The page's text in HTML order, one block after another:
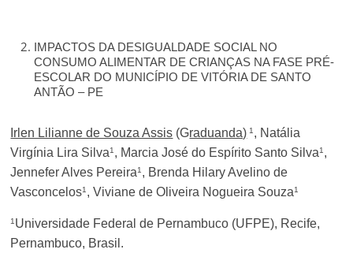
IMPACTOS DA DESIGUALDADE SOCIAL NO
CONSUMO ALIMENTAR DE CRIANÇAS NA FASE PRÉ-
ESCOLAR DO MUNICÍPIO DE VITÓRIA DE SANTO
ANTÃO – PE
Irlen Lilianne de Souza Assis (Graduanda) 1 , Natália
Virgínia Lira Silva1 , Marcia José do Espírito Santo Silva1 ,
Jennefer Alves Pereira1 , Brenda Hilary Avelino de
Vasconcelos1 , Viviane de Oliveira Nogueira Souza1
1 Universidade Federal de Pernambuco (UFPE), Recife,
Pernambuco, Brasil.